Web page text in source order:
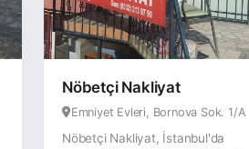
Nöbetçi Nakliyat
Emniyet Evleri, Bornova Sok. 1/A
Nöbetçi Nakliyat, İstanbul'da